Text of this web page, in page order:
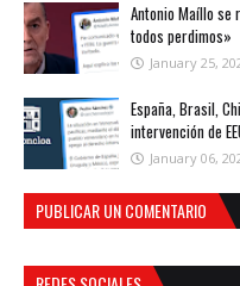
Antonio Maíllo se
todos perdimos»
January 25,
España, Brasil,
intervención de
January 06,
PUBLICAR UN COMENTARIO